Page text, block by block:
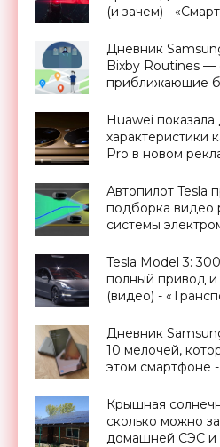
(и зачем) -
Дневник
Bixby Routines —
приближающие
Huawei
характеристики
Pro в новом
Автопилот Tesla
подборка видео
системы
Tesla Model 3:
полный привод
(видео) -
Дневник
10 мелочей,
этом смартфоне
Крышная
сколько можно
домашней СЭС и